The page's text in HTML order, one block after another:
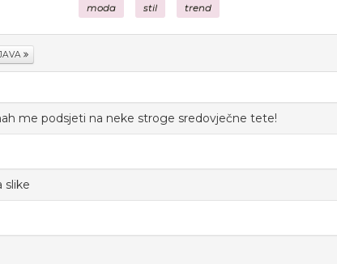
moda stil trend
me podsjeti na neke stroge sredovječne tete!
slike